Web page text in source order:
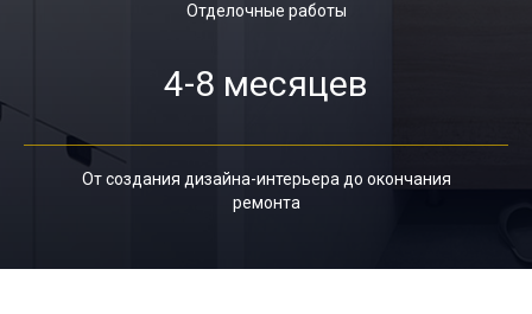
Отделочные работы
4-8 месяцев
От создания дизайна-интерьера до окончания
ремонта